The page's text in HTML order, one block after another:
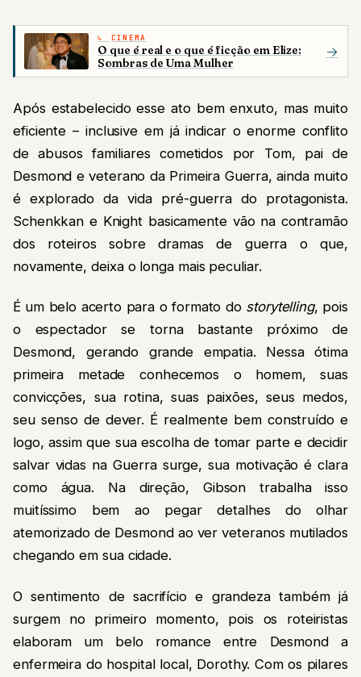
CINEMA
O que é real e o que é ficção em Elize:
Sombras de Uma Mulher
→
Após estabelecido esse ato bem enxuto, mas muito
eficiente – inclusive em já indicar o enorme conflito
de abusos familiares cometidos por Tom, pai de
Desmond e veterano da Primeira Guerra, ainda muito
é explorado da vida pré-guerra do protagonista.
Schenkkan e Knight basicamente vão na contramão
dos roteiros sobre dramas de guerra o que,
novamente, deixa o longa mais peculiar.
É um belo acerto para o formato do storytelling, pois
o espectador se torna bastante próximo de
Desmond, gerando grande empatia. Nessa ótima
primeira metade conhecemos o homem, suas
convicções, sua rotina, suas paixões, seus medos,
seu senso de dever. É realmente bem construído e
logo, assim que sua escolha de tomar parte e decidir
salvar vidas na Guerra surge, sua motivação é clara
como água. Na direção, Gibson trabalha isso
muitíssimo bem ao pegar detalhes do olhar
atemorizado de Desmond ao ver veteranos mutilados
chegando em sua cidade.
O sentimento de sacrifício e grandeza também já
surgem no primeiro momento, pois os roteiristas
elaboram um belo romance entre Desmond a
enfermeira do hospital local, Dorothy. Com os pilares